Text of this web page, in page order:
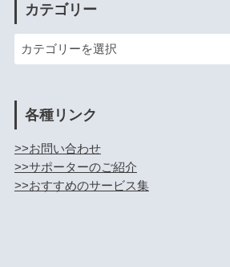
カテゴリー
各種リンク
>>お問い合わせ
>>サポーターのご紹介
>>おすすめのサービス集